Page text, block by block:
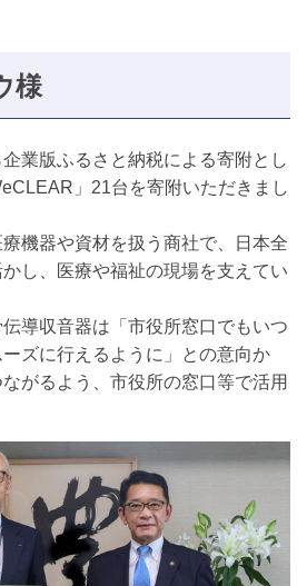
様
業版ふるさと納税による寄附とし
」21台を寄附いただきまし
機器や資材を扱う商社で、日本全
し、医療や福祉の現場を支えてい
導収音器は「市役所窓口でもいつ
ズに行えるように」との意向か
がるよう、市役所の窓口等で活用